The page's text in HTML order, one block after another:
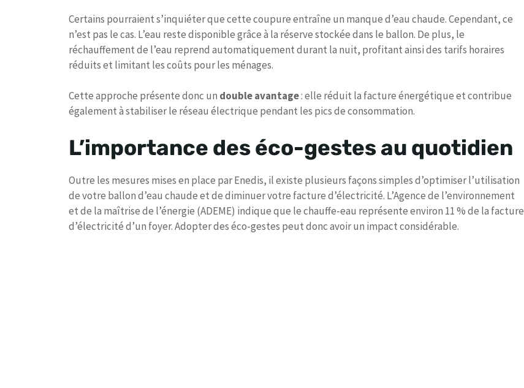
Certains pourraient s’inquiéter que cette coupure entraîne un manque d’eau chaude. Cependant, ce
n’est pas le cas. L’eau reste disponible grâce à la réserve stockée dans le ballon. De plus, le
réchauffement de l’eau reprend automatiquement durant la nuit, profitant ainsi des tarifs horaires
réduits et limitant les coûts pour les ménages.
Cette approche présente donc un double avantage: elle réduit la facture énergétique et contribue
également à stabiliser le réseau électrique pendant les pics de consommation.
L’importance des éco-gestes au quotidien
Outre les mesures mises en place par Enedis, il existe plusieurs façons simples d’optimiser l’utilisation
de votre ballon d’eau chaude et de diminuer votre facture d’électricité. L’Agence de l’environnement
et de la maîtrise de l’énergie (ADEME) indique que le chauffe-eau représente environ 11 % de la facture
d’électricité d’un foyer. Adopter des éco-gestes peut donc avoir un impact considérable.